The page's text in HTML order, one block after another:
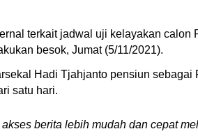
terkait jadwal uji kelayakan calon
besok, Jumat (5/11/2021).
Hadi Tjahjanto pensiun sebagai
satu hari.
akses berita lebih mudah dan cepat